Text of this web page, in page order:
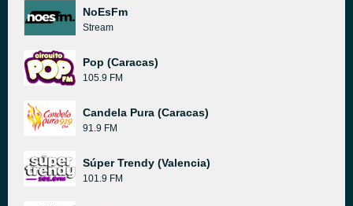
NoEsFm
Stream
Pop (Caracas)
105.9 FM
Candela Pura (Caracas)
91.9 FM
Súper Trendy (Valencia)
101.9 FM